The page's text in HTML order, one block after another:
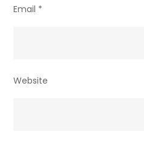
Email *
Website